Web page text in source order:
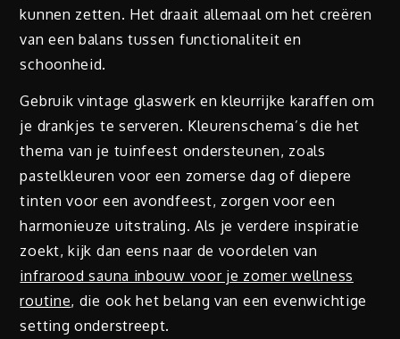
kunnen zetten. Het draait allemaal om het creëren
van een balans tussen functionaliteit en
schoonheid.
Gebruik vintage glaswerk en kleurrijke karaffen om
je drankjes te serveren. Kleurenschema’s die het
thema van je tuinfeest ondersteunen, zoals
pastelkleuren voor een zomerse dag of diepere
tinten voor een avondfeest, zorgen voor een
harmonieuze uitstraling. Als je verdere inspiratie
zoekt, kijk dan eens naar de voordelen van
infrarood sauna inbouw voor je zomer wellness
routine, die ook het belang van een evenwichtige
setting onderstreept.